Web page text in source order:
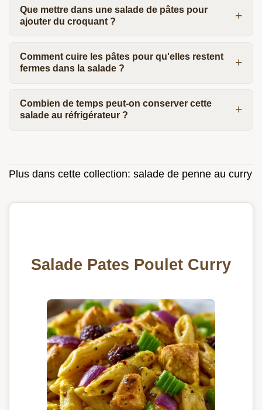
Que mettre dans une salade de pâtes pour
ajouter du croquant ?
Comment cuire les pâtes pour qu'elles restent
fermes dans la salade ?
Combien de temps peut-on conserver cette
salade au réfrigérateur ?
Plus dans cette collection: salade de penne au curry
Salade Pates Poulet Curry